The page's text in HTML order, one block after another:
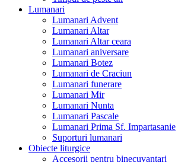
Lumanari
Lumanari Advent
Lumanari Altar
Lumanari Altar ceara
Lumanari aniversare
Lumanari Botez
Lumanari de Craciun
Lumanari funerare
Lumanari Mir
Lumanari Nunta
Lumanari Pascale
Lumanari Prima Sf. Impartasanie
Suporturi lumanari
Obiecte liturgice
Accesorii pentru binecuvantari